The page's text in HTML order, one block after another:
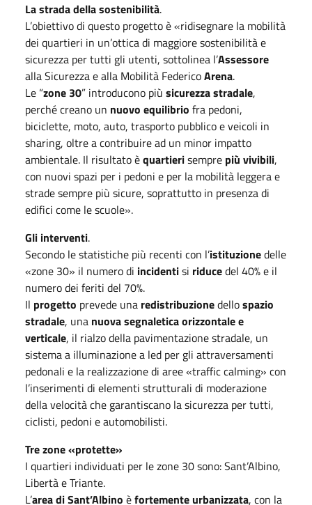
La strada della sostenibilità.
L’obiettivo di questo progetto è «ridisegnare la mobilità
dei quartieri in un’ottica di maggiore sostenibilità e
sicurezza per tutti gli utenti, sottolinea l’Assessore
alla Sicurezza e alla Mobilità FedericoArena.
Le “zone 30” introducono più sicurezza stradale,
perché creano un nuovo equilibrio fra pedoni,
biciclette, moto, auto, trasporto pubblico e veicoli in
sharing, oltre a contribuire ad un minor impatto
ambientale. Il risultato èquartierisempre più vivibili,
con nuovi spazi per i pedoni e per la mobilità leggera e
strade sempre più sicure, soprattutto in presenza di
edifici come le scuole».
Gli interventi.
Secondo le statistiche più recenti con l’istituzionedelle
«zone 30» il numero di incidentisi riducedel 40% e il
numero dei feriti del 70%.
Il progetto prevede una redistribuzionedellospazio
stradale, una nuova segnaletica orizzontale e
verticale, il rialzo della pavimentazione stradale, un
sistema a illuminazione a led per gli attraversamenti
pedonali e la realizzazione di aree «traffic calming» con
l’inserimenti di elementi strutturali di moderazione
della velocità che garantiscano la sicurezza per tutti,
ciclisti, pedoni e automobilisti.
Tre zone «protette»
I quartieri individuati per le zone 30 sono: Sant’Albino,
Libertà e Triante.
L’area di Sant’Albino èfortemente urbanizzata, con la